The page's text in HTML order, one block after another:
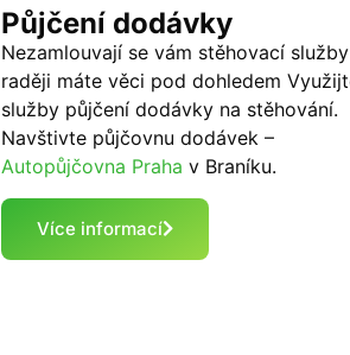
Půjčení dodávky
Nezamlouvají se vám stěhovací
raději máte věci pod dohledem
služby půjčení dodávky na stěhování.
Navštivte půjčovnu dodávek –
Autopůjčovna Praha v Braníku.
Více informací